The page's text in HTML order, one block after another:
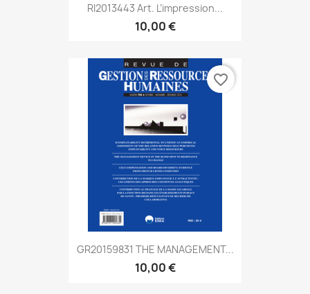
RI2013443 Art. L’impression...
10,00 €
GR20159831 THE MANAGEMENT...
10,00 €
favorite_border